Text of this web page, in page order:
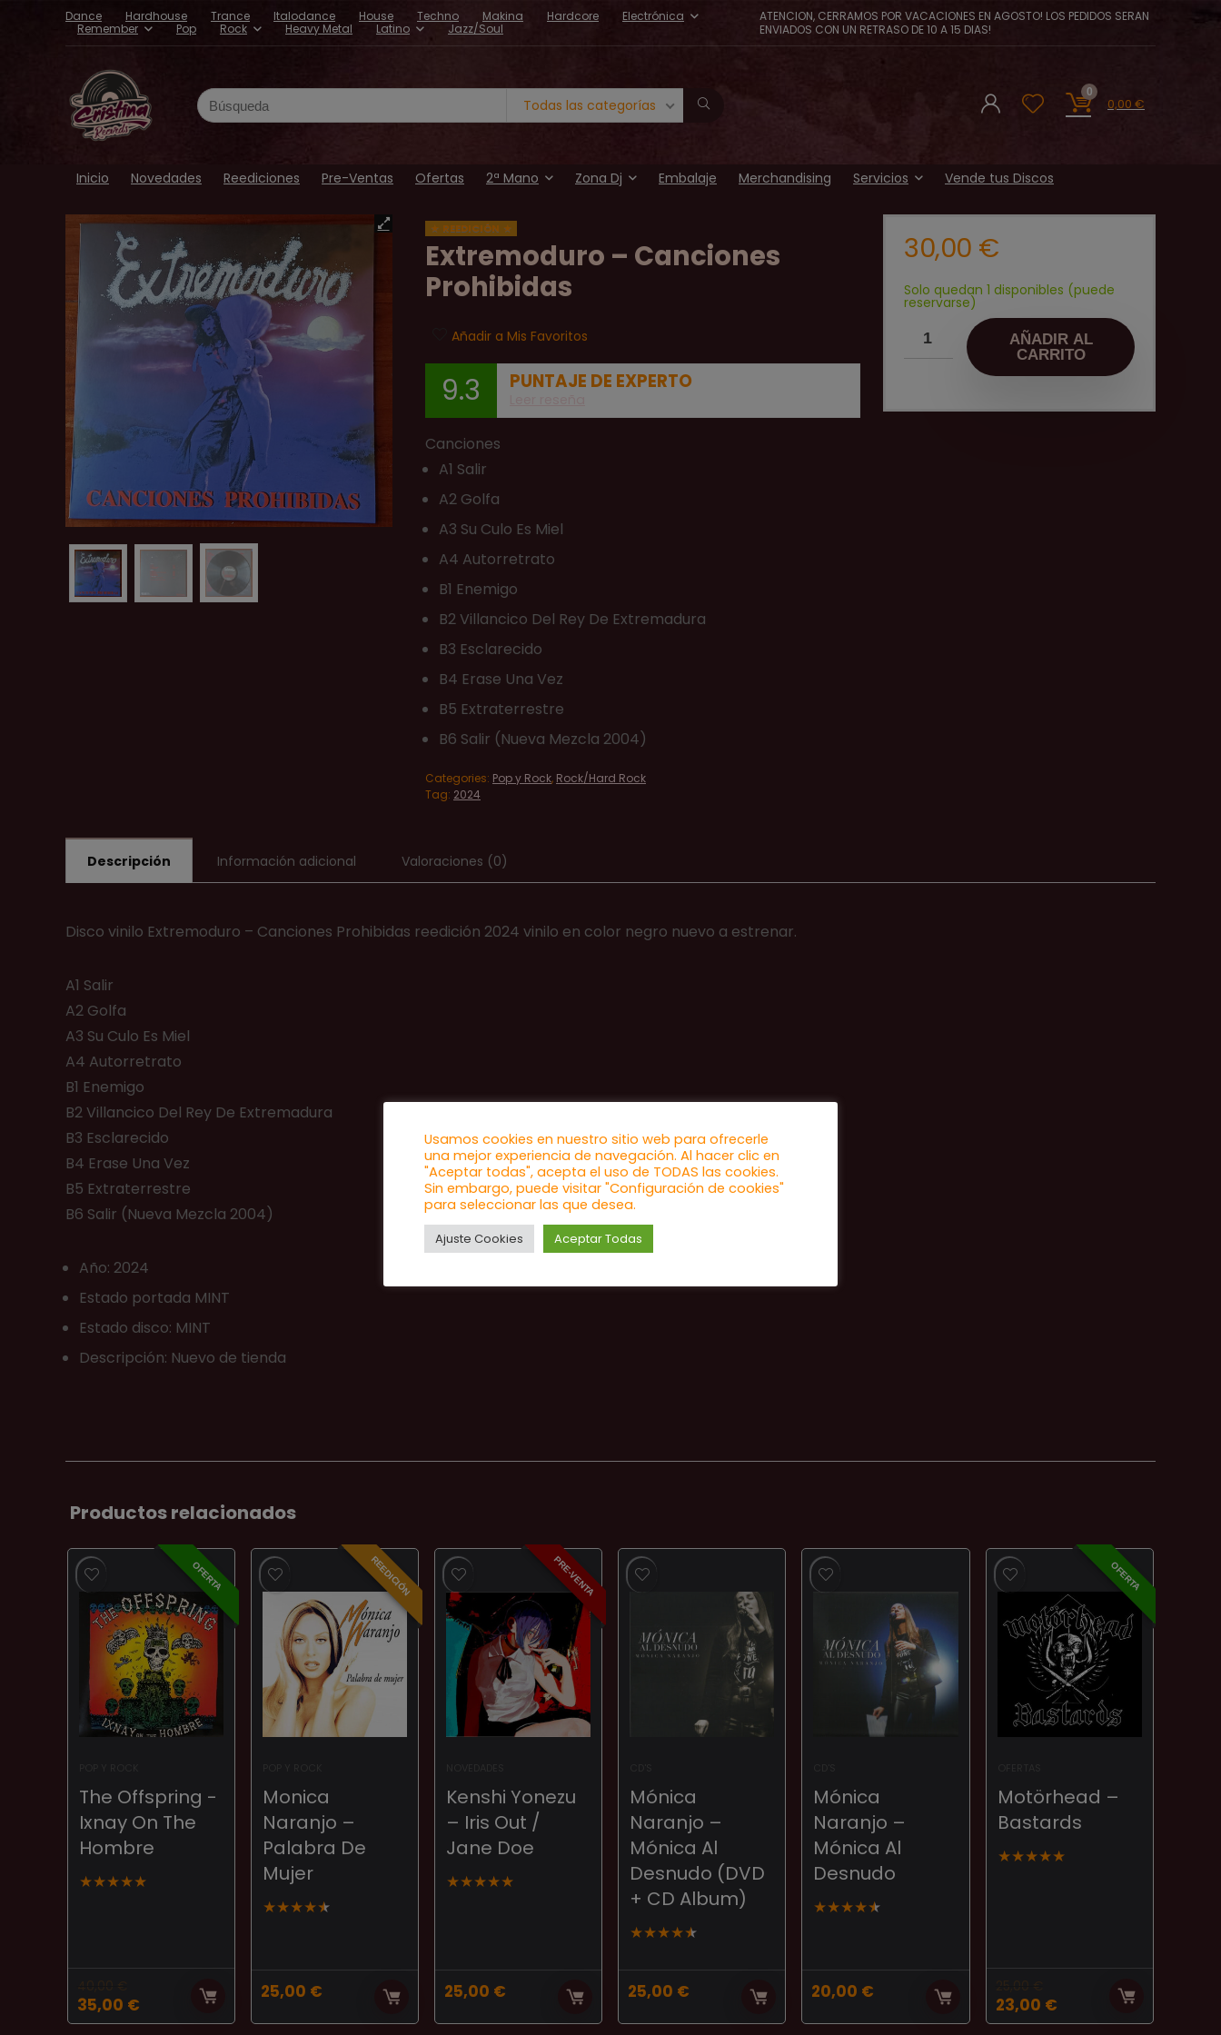
Dance Hardhouse Trance Italodance House Techno Makina Hardcore
Electrónica
Remember
Pop Rock Heavy Metal Latino Jazz/Soul
ATENCION, CERRAMOS POR VACACIONES EN AGOSTO! LOS PEDIDOS SERAN
ENVIADOS CON UN RETRASO DE 10 A 15 DIAS!
Search
for:
Todas las categorías
0
0,00 €
Inicio Novedades Reediciones Pre-Ventas Ofertas 2ª Mano Zona Dj Embalaje Merchandising Servicios Vende tus Discos
REEDICIÓN
Extremoduro ‎– Canciones
Prohibidas
Añadir a Mis Favoritos
9.3 PUNTAJE DE EXPERTO
Canciones
A1 Salir
A2 Golfa
A3 Su Culo Es Miel
A4 Autorretrato
B1 Enemigo
B2 Villancico Del Rey De Extremadura
B3 Esclarecido
B4 Erase Una Vez
B5 Extraterrestre
B6 Salir (Nueva Mezcla 2004)
Categories: Pop y Rock, Rock/Hard Rock
Tag: 2024
30,00 €
Solo quedan 1 disponibles (puede
reservarse)
AÑADIR AL
CARRITO
Descripción Información adicional Valoraciones (0)
Disco vinilo Extremoduro ‎– Canciones Prohibidas reedición 2024 vinilo en color negro nuevo a estrenar.
A1 Salir
A2 Golfa
A3 Su Culo Es Miel
A4 Autorretrato
B1 Enemigo
B2 Villancico Del Rey De Extremadura
B3 Esclarecido
B4 Erase Una Vez
B5 Extraterrestre
B6 Salir (Nueva Mezcla 2004)
Año: 2024
Estado portada MINT
Estado disco: MINT
Descripción: Nuevo de tienda
Productos relacionados
OFERTA
The Offspring ‎-
Ixnay On The
Hombre
★★★★★
40,00 €
El
precio
35,00 €El
precio
REEDICIÓN
Monica
Naranjo –
Palabra De
Mujer
★★★★★
25,00 €
PRE-VENTA
Kenshi Yonezu
– Iris Out /
Jane Doe
★★★★★
25,00 €
Mónica
Naranjo –
Mónica Al
Desnudo (DVD
+ CD Album)
★★★★★
25,00 €
Mónica
Naranjo ‎–
Mónica Al
Desnudo
★★★★★
20,00 €
OFERTA
Motörhead –
Bastards
★★★★★
25,00 €
El
precio
23,00 €El
precio
Usamos cookies en nuestro sitio web para ofrecerle
una mejor experiencia de navegación. Al hacer clic en
"Aceptar todas", acepta el uso de TODAS las cookies.
Sin embargo, puede visitar "Configuración de cookies"
para seleccionar las que desea.
Ajuste Cookies Aceptar Todas